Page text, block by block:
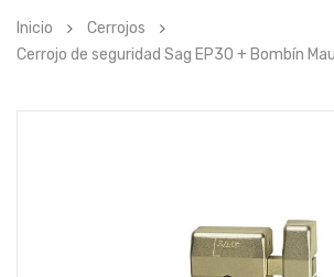
Inicio
Cerrojos
Cerrojo de seguridad Sag EP30 + Bombín